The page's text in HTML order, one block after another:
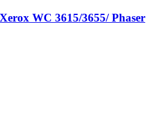
WC 3615/3655/ Phaser